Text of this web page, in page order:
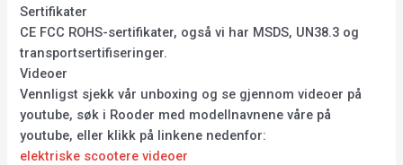
Sertifikater
CE FCC ROHS-sertifikater, også vi har MSDS, UN38.3 og
transportsertifiseringer.
Videoer
Vennligst sjekk vår unboxing og se gjennom videoer på
youtube, søk i Rooder med modellnavnene våre på
youtube, eller klikk på linkene nedenfor:
elektriske scootere videoer